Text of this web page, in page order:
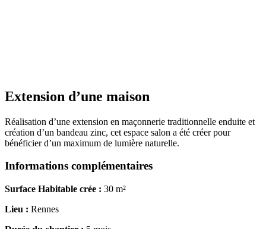
Extension d’une maison
Réalisation d’une extension en maçonnerie traditionnelle enduite et
création d’un bandeau zinc, cet espace salon a été créer pour
bénéficier d’un maximum de lumière naturelle.
Informations complémentaires
Surface Habitable crée : 30 m²
Lieu : Rennes